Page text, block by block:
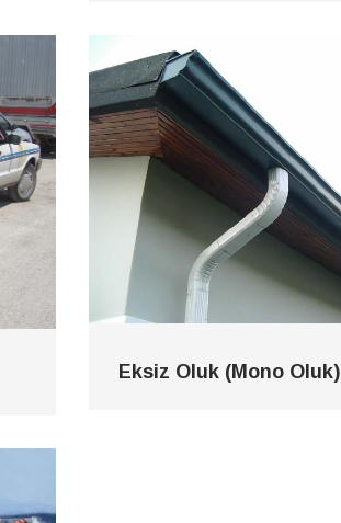
Eksiz Oluk (Mono Oluk)